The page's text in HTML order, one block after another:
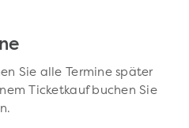
Sie alle Termine später
Ticketkauf buchen Sie